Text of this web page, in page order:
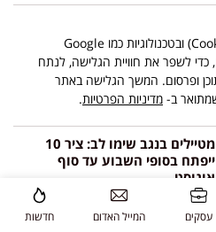
תיירים מהעולם לפגוש את העיר
שאחרי 7 באוקטובר
13/07/2026
12:03
מטיילים בנגב שימו לב: ציר 10
ייפתח בסופי השבוע עד סוף
אוגוסט
09/07/2026
עסקים המייל האדום חדשות
אנחנו משתמשים בעוגיות (Cookies) ובטכנולוגיות כמו Google
Analytics ו-Facebook Pixel, כדי לשפר את חוויית הגלישה, לנתח
ופרסום. המשך הגלישה באתר
ב- מדיניות הפרטיות.